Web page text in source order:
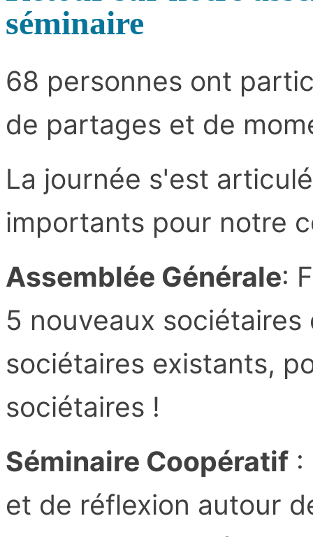
séminaire
68 personnes ont
de partages et de
La journée s'est
importants pour notre
Assemblée Générale:
5 nouveaux
sociétaires existants,
sociétaires !
Séminaire Coopératif :
et de réflexion autour